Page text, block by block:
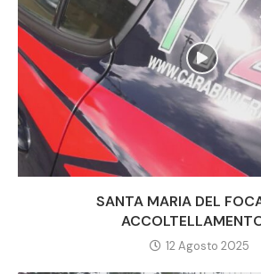
SANTA MARIA DEL
12 Agosto 2025